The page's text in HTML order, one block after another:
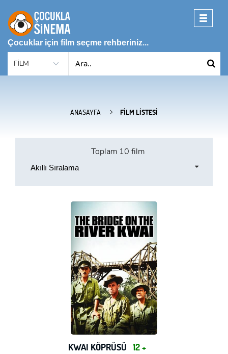
Toggle
Çocuklar için film seçme rehberiniz...
ANASAYFA FILM LISTESI
Toplam 10 film
Akıllı Sıralama
KWAI KÖPRÜSÜ 12 +